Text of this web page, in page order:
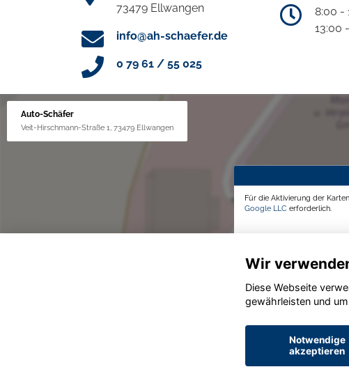
73479 Ellwangen
info@ah-schaefer.de
0 79 61 / 55 025
8:00 -
13:00
Auto-Schäfer
Veit-Hirschmann-Straße 1, 73479 Ellwangen
Für die Aktivierung der
Google LLC erforderlich.
Wir
Diese Webseite
gewährleisten und
Notwendige
akzeptieren